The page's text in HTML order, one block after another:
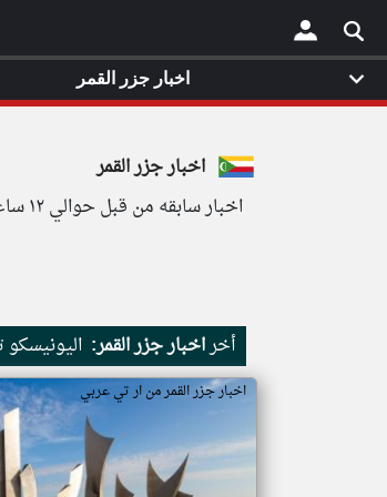
×
اخبار جزر القمر
اخبار سابقه من قبل حوالي ١٢ ساعة
أخراخبار جزر القمر:
اخبار جزر القمر من ار تي عربي
اخبار جزر القمر